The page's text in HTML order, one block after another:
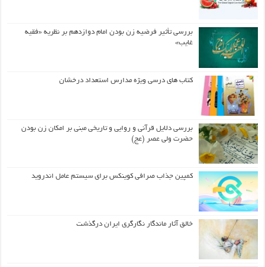
بررسی تأثیر فرضیه زن بودن امام دوازدهم بر نظریه «فقیه
غایب»
کتاب های درسی ویژه مدارس استعداد درخشان
بررسی دلایل قرآنی و روایی و تاریخی مبنی بر امکان زن بودن
حضرت ولی عصر (عج)
کمپین جذاب صرافی کوینکس برای سیستم عامل اندروید
خالق آثار ماندگار نگارگری ایران درگذشت